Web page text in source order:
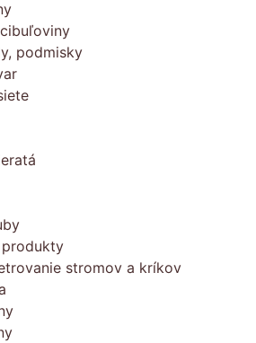
podmisky
produkty
stromov a kríkov